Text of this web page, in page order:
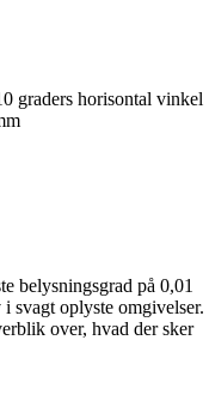
graders horisontal vinkel
belysningsgrad på 0,01
svagt oplyste omgivelser.
over, hvad der sker